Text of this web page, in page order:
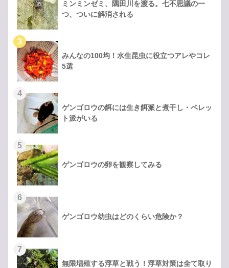
ミンミンゼミ、隅田川を渡る。七不思議の一
つ、ついに解消される
みんなの100均！水生昆虫に役立つアレやコレ
5選
ゲンゴロウの餌には生き餌派と煮干し・ペレッ
ト派がいる
ゲンゴロウの卵を観察してみる
ゲンゴロウ幼虫はどのくらい危険か？
無限増殖する浮草と戦う！浮草対策は全て取り